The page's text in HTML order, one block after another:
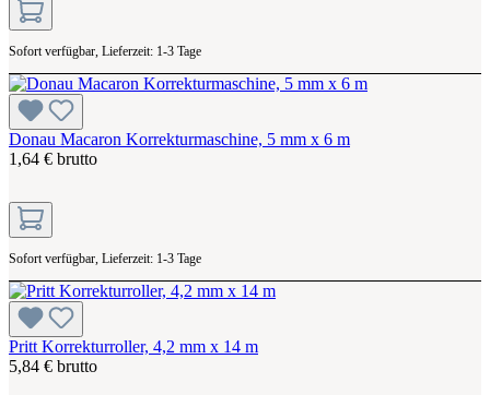
Sofort verfügbar, Lieferzeit: 1-3 Tage
Donau Macaron Korrekturmaschine, 5 mm x 6 m
1,64 € brutto
Sofort verfügbar, Lieferzeit: 1-3 Tage
Pritt Korrekturroller, 4,2 mm x 14 m
5,84 € brutto